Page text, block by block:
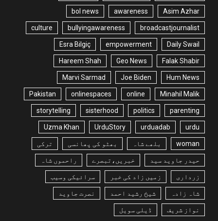
Asim Azhar
awareness
bol news
broadcastjournalist
bullyingawareness
culture
Daily Swail
empowerment
Esra Bilgiç
Falak Shabir
Geo News
Hareem Shah
Hum News
Joe Biden
Marvi Sarmad
Minahil Malik
online
onlinespaces
Pakistan
parenting
politics
sisterhood
storytelling
urdu
urduadab
UrduStory
Uzma Khan
woman بلھے شاہ بھٹو کی پھانسی ترکی
حیدر جاوید سید خبریں،تبصرے راحموں شاہ
زرداری زمیں زاد کی خبر سرائیکی وسیب
شاہ زادہ شیخ رشید احمد نصرت جاوید
نواز شریف ڈیلی سویل